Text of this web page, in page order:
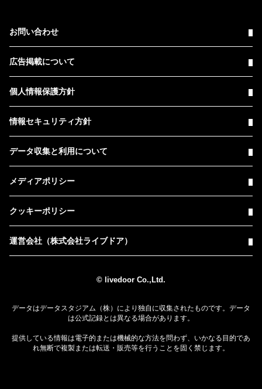
お問い合わせ
広告掲載について
個人情報保護方針
情報セキュリティ方針
データ収集と利用について
メディアポリシー
クッキーポリシー
運営会社（株式会社ライブドア）
© livedoor Co.,Ltd.
データはデータスタジアム（株）により独自に収集されたものです。データ
は公式記録とは異なる場合があります。
提供している情報は電子的または機械的な方法を問わず、いかなる目的であ
れ無断で複製または転送・販売等を行うことを固く禁じます。